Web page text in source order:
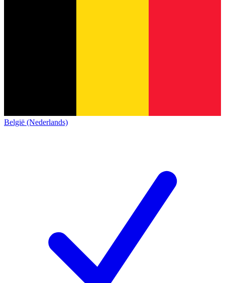
België (Nederlands)